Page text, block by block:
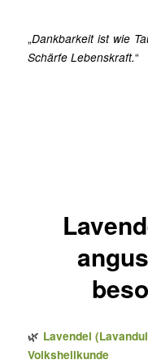
„Dankbarkeit ist wie
Schärfe Lebenskraft.“
🌿 Lavendel
Volksheilkunde